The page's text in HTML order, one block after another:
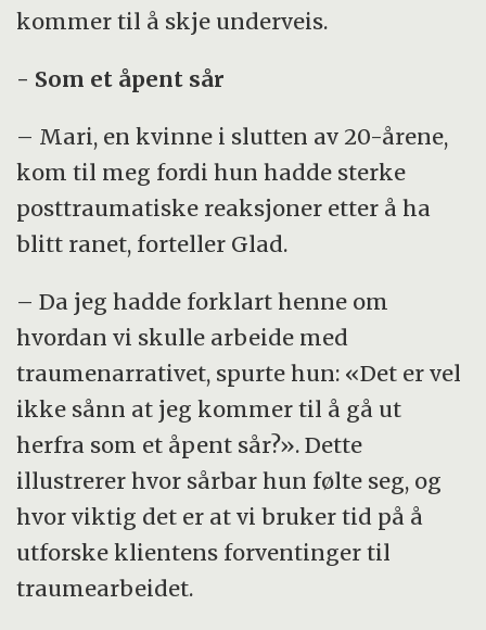
kommer til å skje underveis.
- Som et åpent sår
– Mari, en kvinne i slutten av 20-årene,
kom til meg fordi hun hadde sterke
posttraumatiske reaksjoner etter å ha
blitt ranet, forteller Glad.
– Da jeg hadde forklart henne om
hvordan vi skulle arbeide med
traumenarrativet, spurte hun: «Det er vel
ikke sånn at jeg kommer til å gå ut
herfra som et åpent sår?». Dette
illustrerer hvor sårbar hun følte seg, og
hvor viktig det er at vi bruker tid på å
utforske klientens forventinger til
traumearbeidet.